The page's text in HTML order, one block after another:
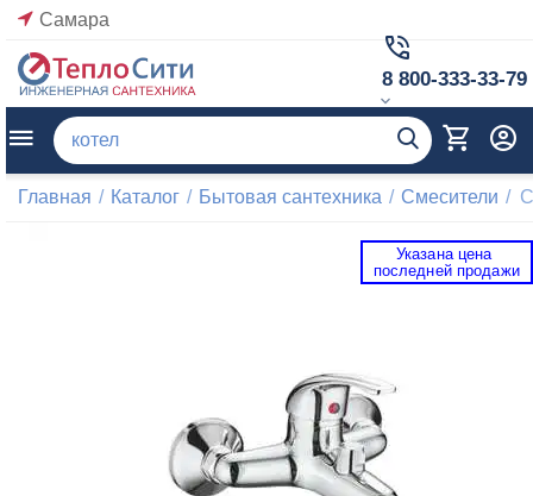
Самара
8 800-333-33-79
Главная / Каталог / Бытовая сантехника / Смесители /
Указана цена
последней продажи